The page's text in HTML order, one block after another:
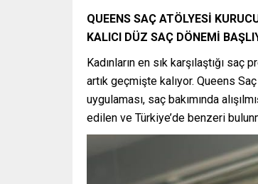
QUEENS SAÇ ATÖLYESİ
KALICI DÜZ SAÇ DÖNEMİ
Kadınların en sık karşılaştığı
artık geçmişte kalıyor. Queens
uygulaması, saç bakımında
edilen ve Türkiye’de benzeri